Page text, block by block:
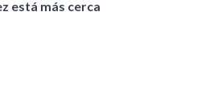
está más cerca